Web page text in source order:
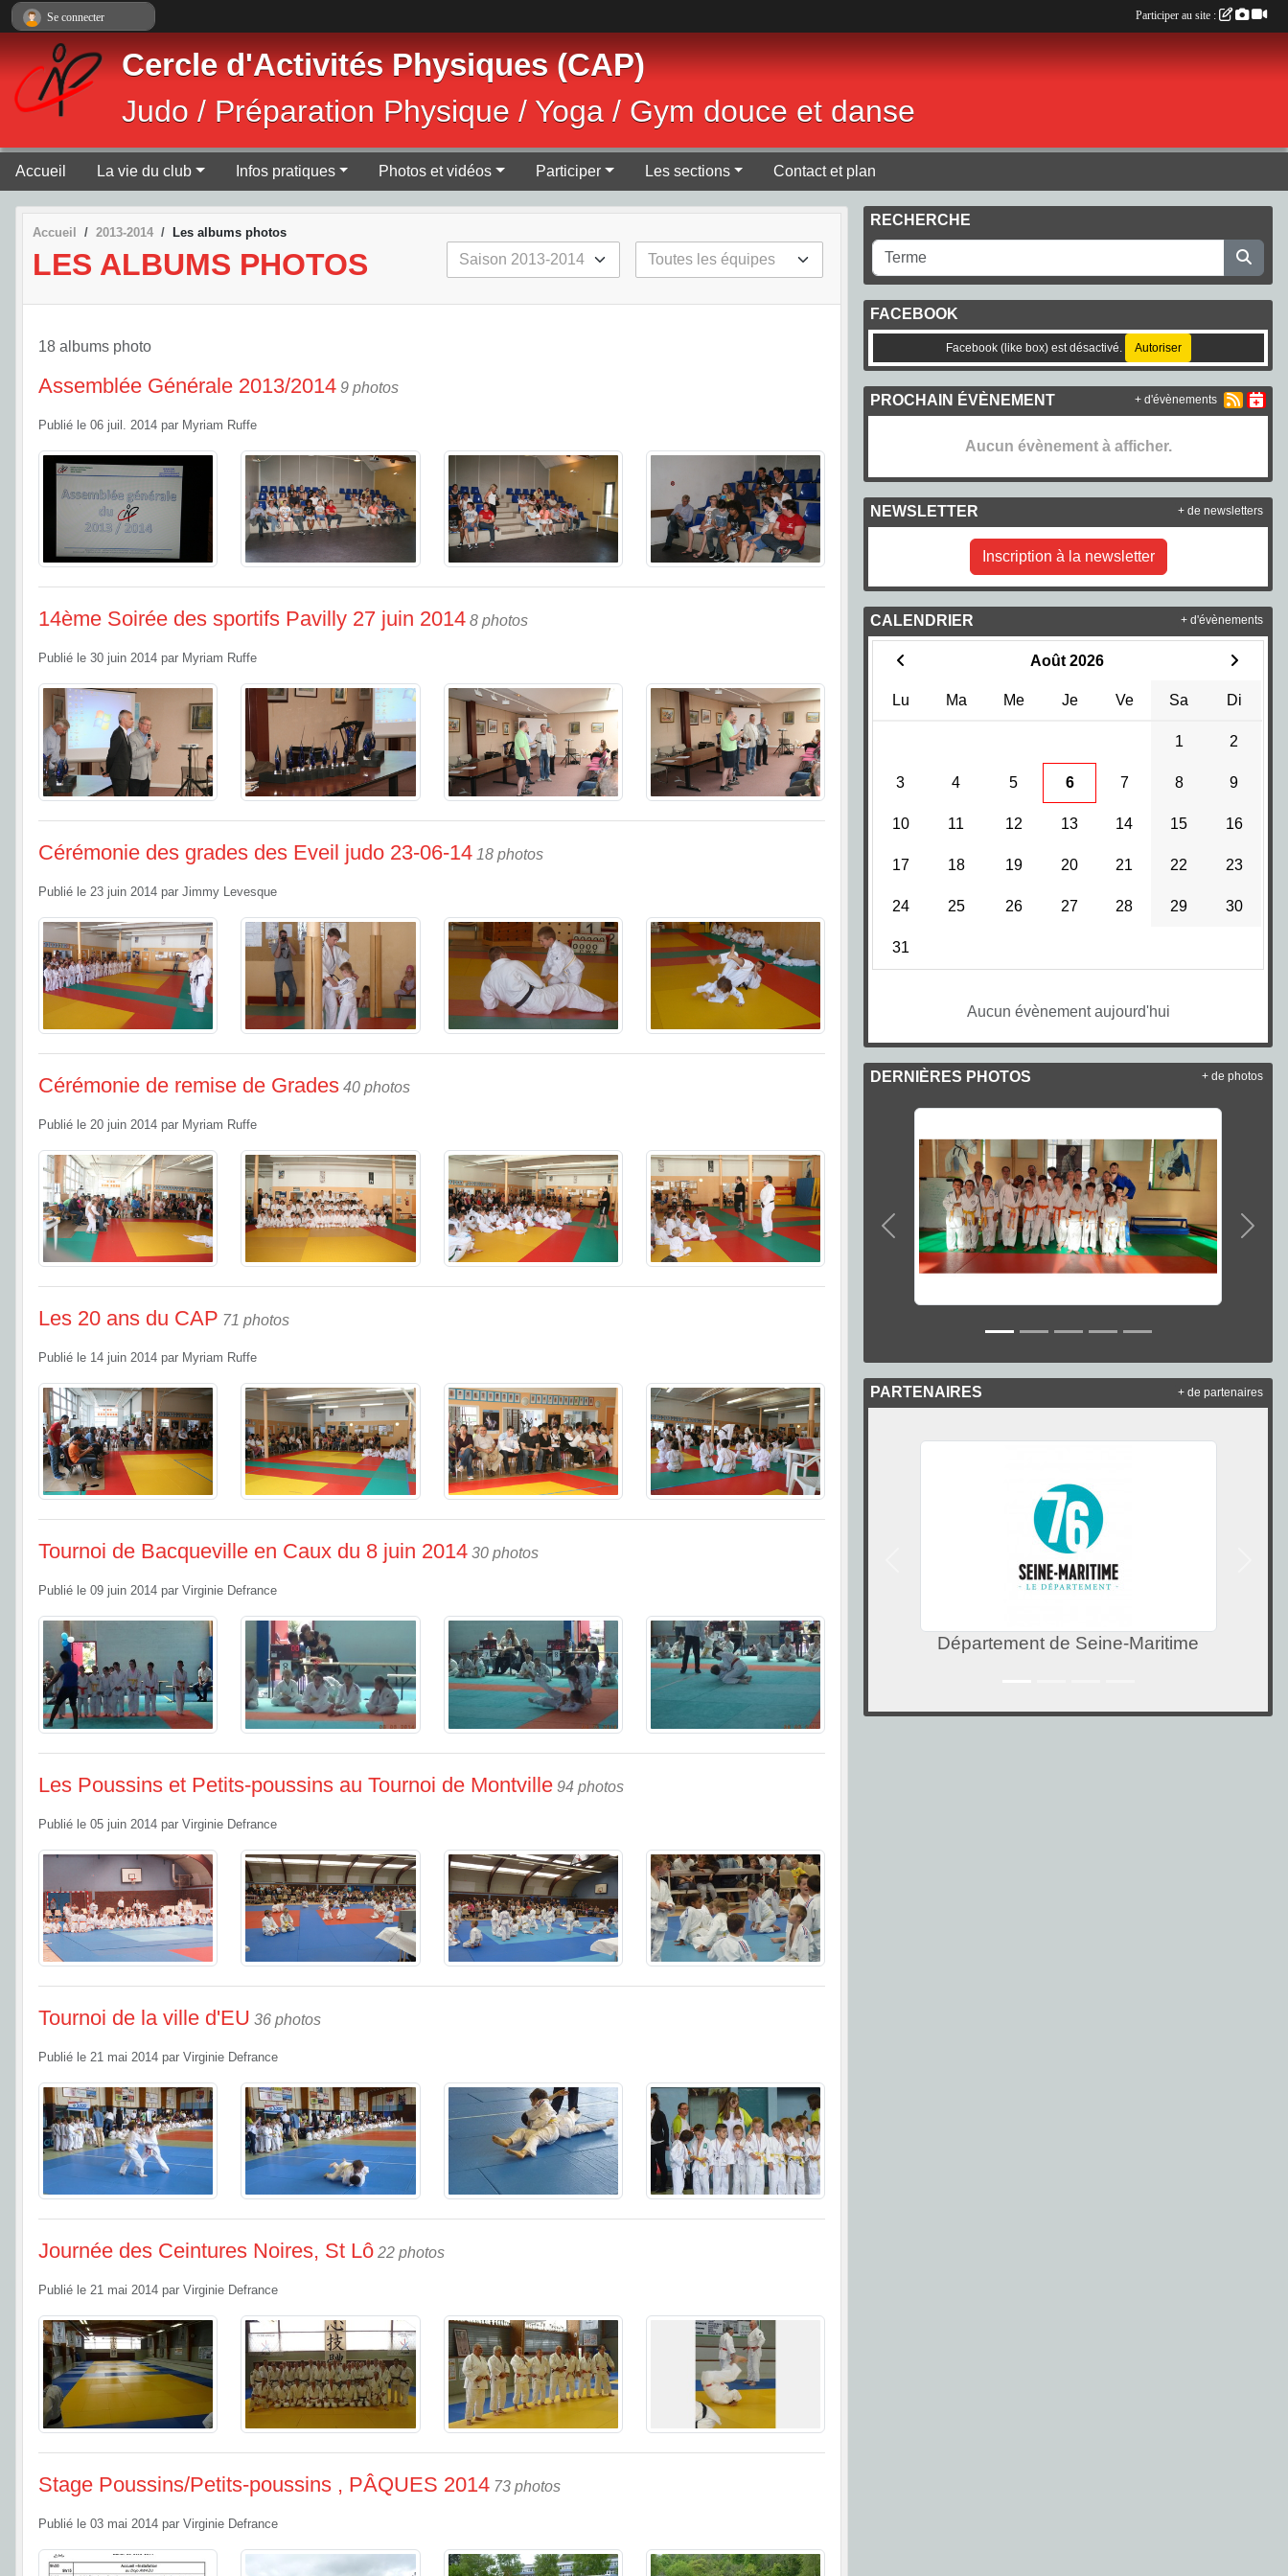
Cercle d'Activités Physiques (CAP)
Judo / Préparation Physique / Yoga / Gym douce et danse
Accueil La vie du club Infos pratiques Photos et vidéos Participer Les sections Contact et plan
Accueil 2013-2014 Les albums photos
LES ALBUMS PHOTOS
18 albums photo
Assemblée Générale 2013/2014 9 photos
Publié le 06 juil. 2014 par Myriam Ruffe
14ème Soirée des sportifs Pavilly 27 juin 2014 8 photos
Publié le 30 juin 2014 par Myriam Ruffe
Cérémonie des grades des Eveil judo 23-06-14 18 photos
Publié le 23 juin 2014 par Jimmy Levesque
Cérémonie de remise de Grades 40 photos
Publié le 20 juin 2014 par Myriam Ruffe
Les 20 ans du CAP 71 photos
Publié le 14 juin 2014 par Myriam Ruffe
Tournoi de Bacqueville en Caux du 8 juin 2014 30 photos
Publié le 09 juin 2014 par Virginie Defrance
Les Poussins et Petits-poussins au Tournoi de Montville 94 photos
Publié le 05 juin 2014 par Virginie Defrance
Tournoi de la ville d'EU 36 photos
Publié le 21 mai 2014 par Virginie Defrance
Journée des Ceintures Noires, St Lô 22 photos
Publié le 21 mai 2014 par Virginie Defrance
Stage Poussins/Petits-poussins , PÂQUES 2014 73 photos
Publié le 03 mai 2014 par Virginie Defrance
RECHERCHE
FACEBOOK
Facebook (like box) est désactivé. Autoriser
PROCHAIN ÉVÈNEMENT
Aucun évènement à afficher.
+ d'évènements
NEWSLETTER
Inscription à la newsletter
+ de newsletters
CALENDRIER
Août 2026
Lu Ma Me Je Ve Sa Di
1 2
3 4 5 6 7 8 9
10 11 12 13 14 15 16
17 18 19 20 21 22 23
24 25 26 27 28 29 30
31
Aucun évènement aujourd'hui
+ d'évènements
DERNIÈRES PHOTOS
Précedent
+ de photos
PARTENAIRES
Département de Seine-Maritime Ville de
+ de partenaires
Se connecter Participer au site :
Panneau de gestion des cookies